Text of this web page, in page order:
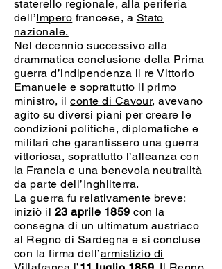
staterello regionale, alla periferia
dell’Impero francese, a Stato
nazionale.
Nel decennio successivo alla
drammatica conclusione della Prima
guerra d’indipendenza il reVittorio
Emanuele e soprattutto il primo
ministro, ilconte di Cavour, avevano
agito su diversi piani per creare le
condizioni politiche, diplomatiche e
militari che garantissero una guerra
vittoriosa, soprattutto l’alleanza con
la Francia e una benevola neutralità
da parte dell’Inghilterra.
La guerra fu relativamente breve:
iniziò il 23 aprile 1859 con la
consegna di un ultimatum austriaco
al Regno di Sardegna e si concluse
con la firma dell’armistizio di